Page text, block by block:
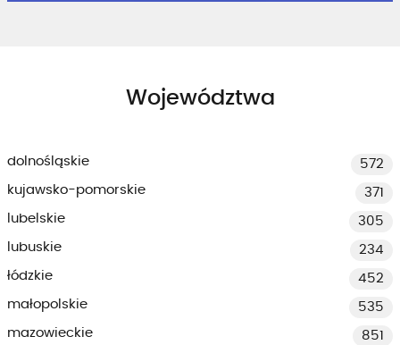
Województwa
dolnośląskie
572
kujawsko-pomorskie
371
lubelskie
305
lubuskie
234
łódzkie
452
małopolskie
535
mazowieckie
851